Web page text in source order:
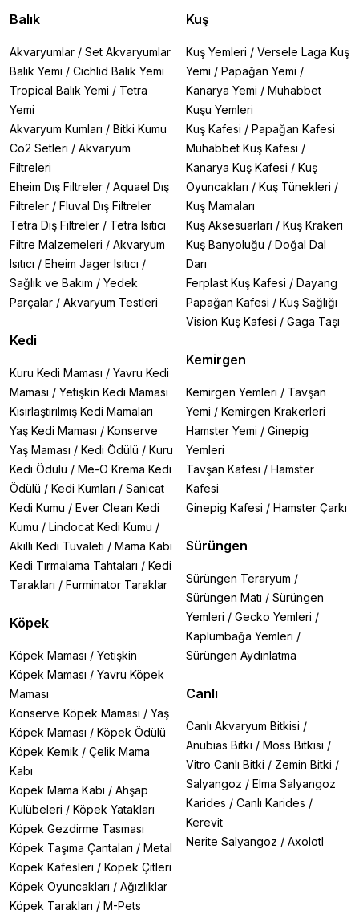
Balık
Akvaryumlar / Set Akvaryumlar
Balık Yemi / Cichlid Balık Yemi
Tropical Balık Yemi / Tetra
Yemi
Akvaryum Kumları / Bitki Kumu
Co2 Setleri / Akvaryum
Filtreleri
Eheim Dış Filtreler / Aquael Dış
Filtreler / Fluval Dış Filtreler
Tetra Dış Filtreler / Tetra Isıtıcı
Filtre Malzemeleri / Akvaryum
Isıtıcı / Eheim Jager Isıtıcı /
Sağlık ve Bakım / Yedek
Parçalar / Akvaryum Testleri
Kedi
Kuru Kedi Maması / Yavru Kedi
Maması / Yetişkin Kedi Maması
Kısırlaştırılmış Kedi Mamaları
Yaş Kedi Maması / Konserve
Yaş Maması / Kedi Ödülü / Kuru
Kedi Ödülü / Me-O Krema Kedi
Ödülü / Kedi Kumları / Sanicat
Kedi Kumu / Ever Clean Kedi
Kumu / Lindocat Kedi Kumu /
Akıllı Kedi Tuvaleti / Mama Kabı
Kedi Tırmalama Tahtaları / Kedi
Tarakları / Furminator Taraklar
Köpek
Köpek Maması / Yetişkin
Köpek Maması / Yavru Köpek
Maması
Konserve Köpek Maması / Yaş
Köpek Maması / Köpek Ödülü
Köpek Kemik / Çelik Mama
Kabı
Köpek Mama Kabı / Ahşap
Kulübeleri / Köpek Yatakları
Köpek Gezdirme Tasması
Köpek Taşıma Çantaları / Metal
Köpek Kafesleri / Köpek Çitleri
Köpek Oyuncakları / Ağızlıklar
Köpek Tarakları / M-Pets
Kuş
Kuş Yemleri / Versele Laga Kuş
Yemi / Papağan Yemi /
Kanarya Yemi / Muhabbet
Kuşu Yemleri
Kuş Kafesi / Papağan Kafesi
Muhabbet Kuş Kafesi /
Kanarya Kuş Kafesi / Kuş
Oyuncakları / Kuş Tünekleri /
Kuş Mamaları
Kuş Aksesuarları / Kuş Krakeri
Kuş Banyoluğu / Doğal Dal
Darı
Ferplast Kuş Kafesi / Dayang
Papağan Kafesi / Kuş Sağlığı
Vision Kuş Kafesi / Gaga Taşı
Kemirgen
Kemirgen Yemleri / Tavşan
Yemi / Kemirgen Krakerleri
Hamster Yemi / Ginepig
Yemleri
Tavşan Kafesi / Hamster
Kafesi
Ginepig Kafesi / Hamster Çarkı
Sürüngen
Sürüngen Teraryum /
Sürüngen Matı / Sürüngen
Yemleri / Gecko Yemleri /
Kaplumbağa Yemleri /
Sürüngen Aydınlatma
Canlı
Canlı Akvaryum Bitkisi /
Anubias Bitki / Moss Bitkisi /
Vitro Canlı Bitki / Zemin Bitki /
Salyangoz / Elma Salyangoz
Karides / Canlı Karides /
Kerevit
Nerite Salyangoz / Axolotl